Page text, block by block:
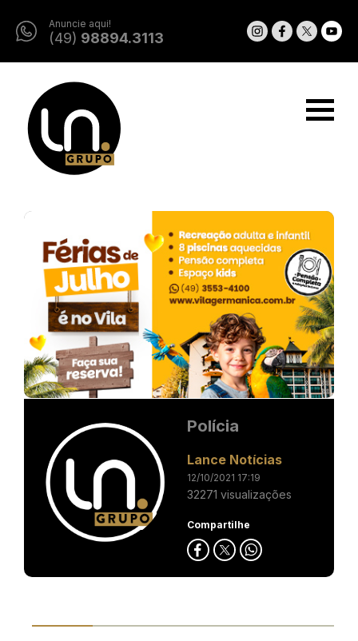
Anuncie aqui!
(49) 98894.3113
Polícia
Lance Notícias
12/10/2021 17:19
32271 visualizações
Compartilhe